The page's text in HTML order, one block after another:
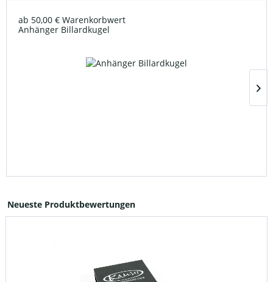
ab 50,00 € Warenkorbwert
Anhänger Billardkugel
Neueste Produktbewertungen